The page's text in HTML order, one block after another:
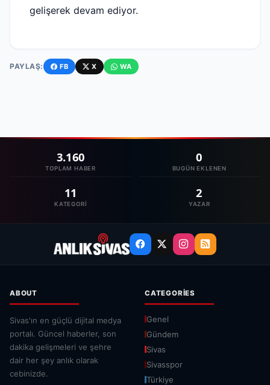
gelişerek devam ediyor.
PAYLAŞ: FB X WA
3.160
TOPLAM HABER
0
BUGÜN EKLENEN
11
KATEGORI
2
YAZAR
ABOUT
Sivas'ın en güçlü dijital medya
portalı. Güncel haberler, son
dakika gelişmeleri ve şehre
dair her şey anlık olarak
cebinizde.
CATEGORIES
Genel
Gündem
Sivas
Sivasspor
Türkiye